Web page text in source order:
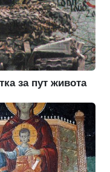
за пут живота